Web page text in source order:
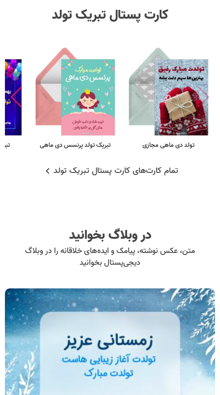
کارت پستال تبریک تولد
تولد دی ماهی مجازی تبریک تولد پرنسس دی ماهی
تمام کارت‌های کارت پستال تبریک تولد
در وبلاگ بخوانید
متن، عکس نوشته، پیامک و ایده‌های خلاقانه را در وبلاگ
دیجی‌پستال بخوانید